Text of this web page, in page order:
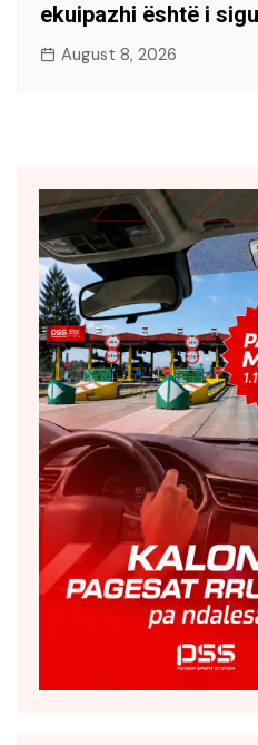
ekuipazhi është i
August 8, 2026